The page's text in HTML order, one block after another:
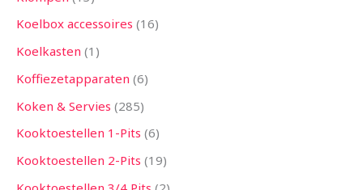
Koelbox accessoires 16
Koelkasten 1
Koffiezetapparaten 6
Koken & Servies 285
Kooktoestellen 1-Pits 6
Kooktoestellen 2-Pits 19